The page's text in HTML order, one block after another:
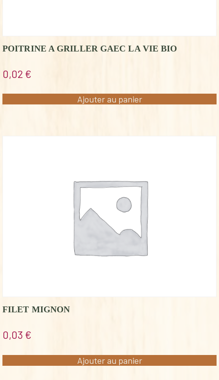
POITRINE A GRILLER GAEC LA VIE BIO
0,02 €
Ajouter au panier
FILET MIGNON
0,03 €
Ajouter au panier